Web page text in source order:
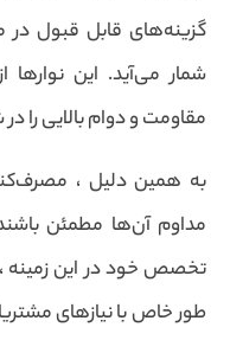
گزینه‌های قابل قبول در
شمار می‌آید. این نوارها
مقاومت و دوام بالایی را
به همین دلیل ،
مداوم آن‌ها مطمئن
تخصص خود در این زمینه ،
طور خاص با نیازهای